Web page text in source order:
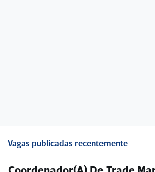
Vagas publicadas recentemente